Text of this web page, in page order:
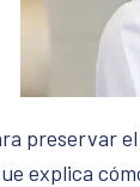
preservar
explica